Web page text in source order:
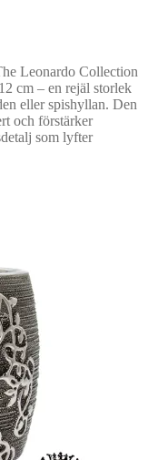
Leonardo Collection
cm – en rejäl storlek
eller spishyllan. Den
och förstärker
som lyfter